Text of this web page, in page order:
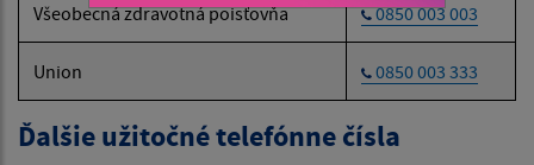
Všeobecná zdravotná poisťovňa 0850 003 003
Union 0850 003 333
Ďalšie užitočné telefónne čísla